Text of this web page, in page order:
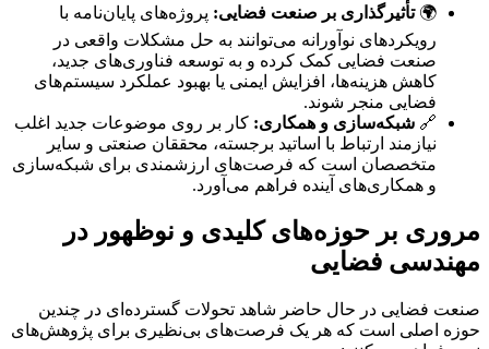
🌍تأثیرگذاری بر صنعت فضایی: پروژه‌های پایان‌نامه با
رویکردهای نوآورانه می‌توانند به حل مشکلات واقعی در
صنعت فضایی کمک کرده و به توسعه فناوری‌های جدید،
کاهش هزینه‌ها، افزایش ایمنی یا بهبود عملکرد سیستم‌های
فضایی منجر شوند.
🔗 شبکه‌سازی و همکاری: کار بر روی موضوعات جدید اغلب
نیازمند ارتباط با اساتید برجسته، محققان صنعتی و سایر
متخصصان است که فرصت‌های ارزشمندی برای شبکه‌سازی
و همکاری‌های آینده فراهم می‌آورد.
مروری بر حوزه‌های کلیدی و نوظهور در
مهندسی فضایی
صنعت فضایی در حال حاضر شاهد تحولات گسترده‌ای در چندین
حوزه اصلی است که هر یک فرصت‌های بی‌نظیری برای پژوهش‌های